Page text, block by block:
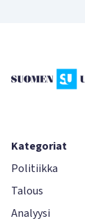
Kategoriat
Politiikka
Talous
Analyysi